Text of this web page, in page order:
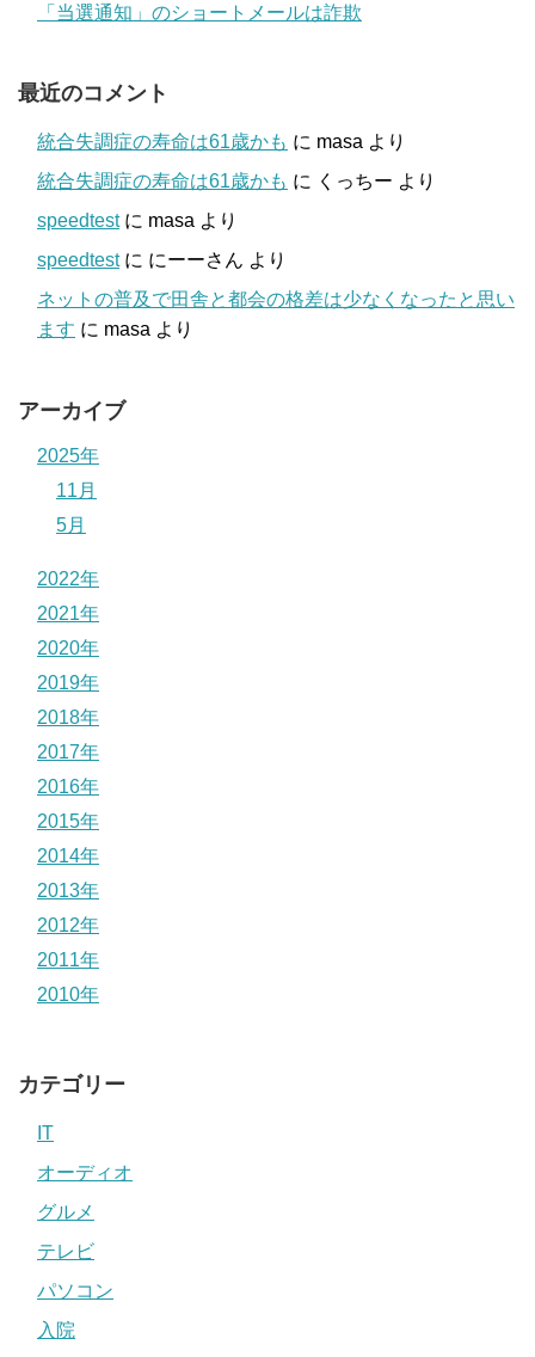
「当選通知」のショートメールは詐欺
最近のコメント
統合失調症の寿命は61歳かも に masa より
統合失調症の寿命は61歳かも に くっちー より
speedtestに masa より
speedtestに にーーさん より
ネットの普及で田舎と都会の格差は少なくなったと思い
ます に masa より
アーカイブ
2025年
11月
5月
2022年
2021年
2020年
2019年
2018年
2017年
2016年
2015年
2014年
2013年
2012年
2011年
2010年
カテゴリー
IT
オーディオ
グルメ
テレビ
パソコン
入院